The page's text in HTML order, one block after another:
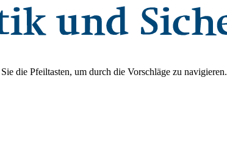
die Pfeiltasten, um durch die Vorschläge zu navigieren.